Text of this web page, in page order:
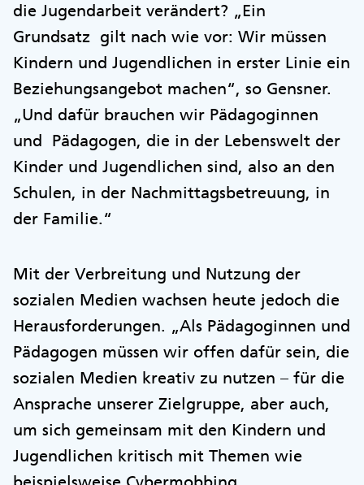
die Jugendarbeit verändert? „Ein
Grundsatz gilt nach wie vor: Wir müssen
Kindern und Jugendlichen in erster Linie ein
Beziehungsangebot machen“, so Gensner.
„Und dafür brauchen wir Pädagoginnen
und Pädagogen, die in der Lebenswelt der
Kinder und Jugendlichen sind, also an den
Schulen, in der Nachmittagsbetreuung, in
der Familie.“
Mit der Verbreitung und Nutzung der
sozialen Medien wachsen heute jedoch die
Herausforderungen. „Als Pädagoginnen und
Pädagogen müssen wir offen dafür sein, die
sozialen Medien kreativ zu nutzen – für die
Ansprache unserer Zielgruppe, aber auch,
um sich gemeinsam mit den Kindern und
Jugendlichen kritisch mit Themen wie